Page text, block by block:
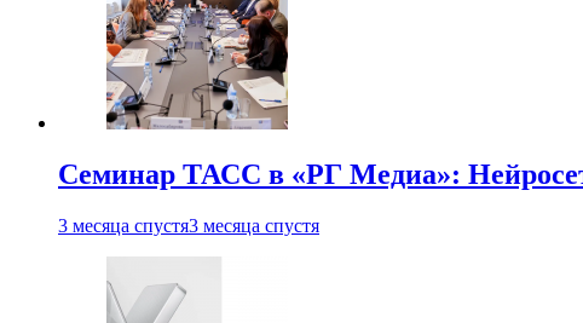
Семинар ТАСС в «РГ Медиа»:
3 месяца спустя3 месяца спустя